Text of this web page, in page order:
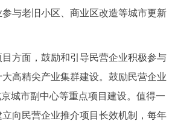
FRANÇAIS РУССКИЙ ЯЗЫК
العربية
与老旧小区、商业区改造等城市更新
面，鼓励和引导民营企业积极参与
高精尖产业集群建设。鼓励民营企业
城市副中心等重点项目建设。值得一
向民营企业推介项目长效机制，每年